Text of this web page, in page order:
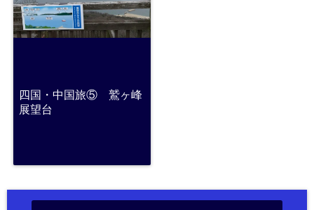
四国・中国旅⑤ 鷲ヶ峰
展望台